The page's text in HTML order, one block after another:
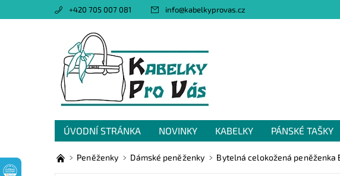
+420 705 007 081 info@kabelkyprovas.cz
ÚVODNÍ STRÁNKA NOVINKY KABELKY PÁNSKÉ TAŠKY
OBCHODNÍ PODMÍNKY
GDPR NAPIŠTE NÁM
Peněženky Dámské peněženky Bytelná celokožená peněženka